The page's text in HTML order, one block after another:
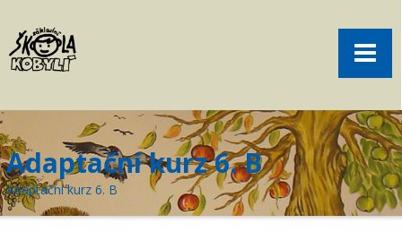
Aktuality
Volný čas
Kontakt
Menu
Adaptační kurz 6. B
Adaptační kurz 6. B